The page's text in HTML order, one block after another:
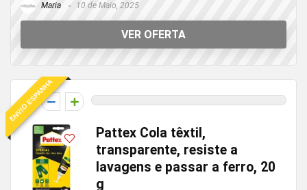
Maria 10 de Maio, 2025
VER OFERTA
ENVIO ESPANHA
0
Pattex Cola têxtil,
transparente, resiste a
lavagens e passar a ferro, 20
g